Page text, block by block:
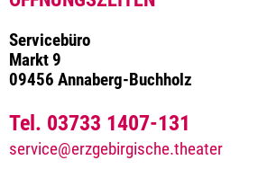
Servicebüro
Markt 9
09456 Annaberg-Buchholz
Tel. 03733 1407-131
service@erzgebirgische.theater